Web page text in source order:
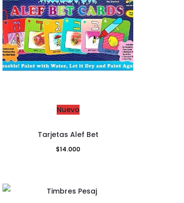
Nuevo
Tarjetas Alef Bet
$14.000